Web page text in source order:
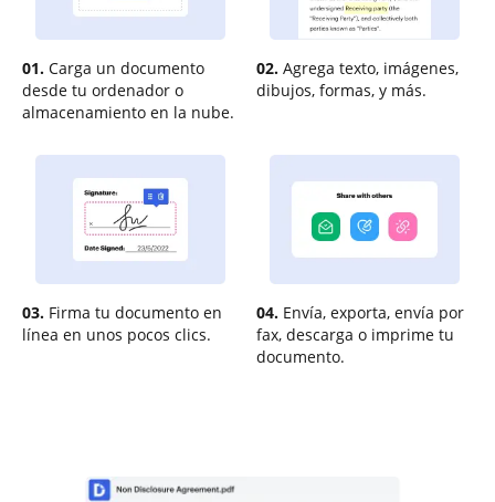
01. Carga un documento
desde tu ordenador o
almacenamiento en la nube.
02. Agrega texto, imágenes,
dibujos, formas, y más.
03. Firma tu documento en
línea en unos pocos clics.
04. Envía, exporta, envía por
fax, descarga o imprime tu
documento.